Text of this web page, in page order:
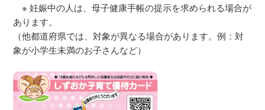
※ 妊娠中の人は、母子健康手帳の提示を求められる場合が
あります。
（他都道府県では、対象が異なる場合があります。例：対
象が小学生未満のお子さんなど）